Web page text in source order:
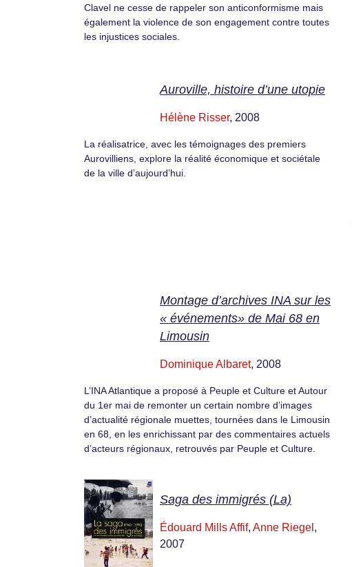
Clavel ne cesse de rappeler son anticonformisme mais
également la violence de son engagement contre toutes
les injustices sociales.
Auroville, histoire d’une utopie
Hélène Risser, 2008
La réalisatrice, avec les témoignages des premiers
Aurovilliens, explore la réalité économique et sociétale
de la ville d’aujourd’hui.
Montage d’archives INA sur les
« événements» de Mai 68 en
Limousin
Dominique Albaret, 2008
L’INA Atlantique a proposé à Peuple et Culture et Autour
du 1er mai de remonter un certain nombre d’images
d’actualité régionale muettes, tournées dans le Limousin
en 68, en les enrichissant par des commentaires actuels
d’acteurs régionaux, retrouvés par Peuple et Culture.
Saga des immigrés (La)
Édouard Mills Affif, Anne Riegel ,
2007